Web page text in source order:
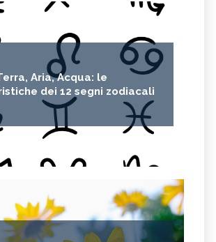
Aria, Acqua: le
dei 12 segni zodiacali